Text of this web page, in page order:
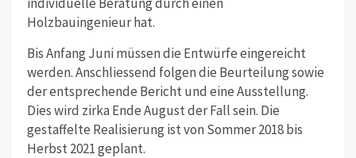
Holzbauingenieur hat.
Bis Anfang Juni müssen die Entwürfe eingereicht
werden. Anschliessend folgen die Beurteilung sowie
der entsprechende Bericht und eine Ausstellung.
Dies wird zirka Ende August der Fall sein. Die
gestaffelte Realisierung ist von Sommer 2018 bis
Herbst 2021 geplant.